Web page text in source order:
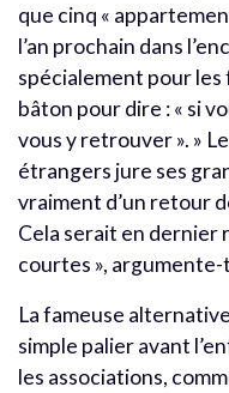
que cinq «
l’an prochain dans
spécialement pour les
bâton pour dire : « si
vous y retrouver ». »
étrangers jure ses
vraiment d’un retour
Cela serait en dernier
courtes », argumente-
La fameuse
simple palier avant
les associations,